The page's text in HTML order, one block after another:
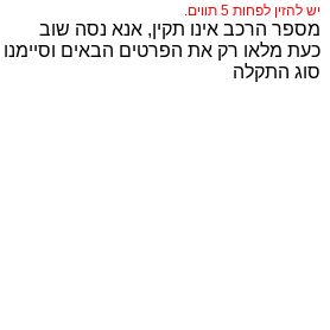
יש להזין לפחות 5 תווים.
מספר הרכב אינו תקין, אנא נסה שוב
כעת מלאו רק את הפרטים הבאים וסיימנו
סוג התקלה